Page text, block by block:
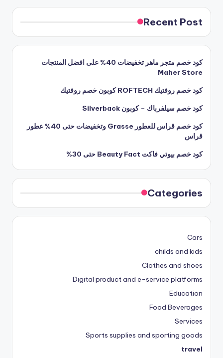
Recent Post
كود خصم متجر ماهر تخفيضات 40% على افضل المنتجات
Maher Store
كود خصم روفتيك ROFTECH كوبون خصم روفتيك
كود خصم سيلفرباك – كوبون Silverback
كود خصم قراس للعطور Grasse وتخفيضات حتى 40% عطور
قراس
كود خصم بيوتي فاكت Beauty Fact حتى 30%
Categories
Cars
childs and kids
Clothes and shoes
Digital product and e-service platforms
Education
Food Beverages
Services
Sports supplies and sporting goods
travel